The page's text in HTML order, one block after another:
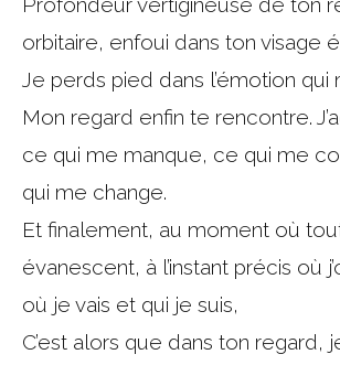
orbitaire, enfoui dans ton visage
Je perds pied dans l’émotion qui
Mon regard enfin te rencontre.
ce qui me manque, ce qui me
qui me change.
Et finalement, au moment où
évanescent, à l’instant précis où
où je vais et qui je suis,
C’est alors que dans ton regard,